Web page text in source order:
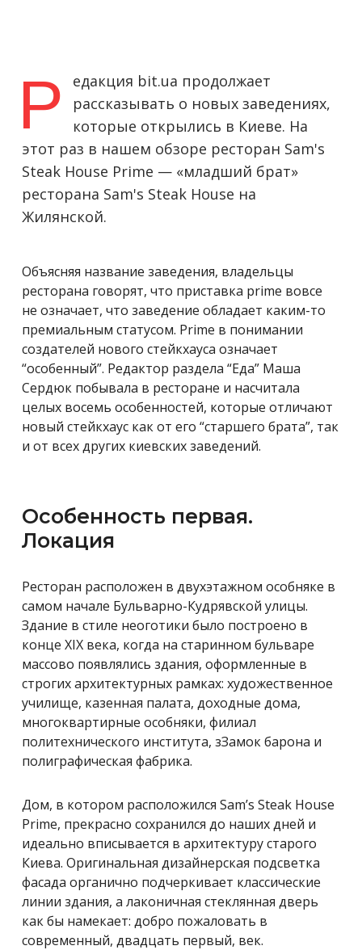
Р
едакция bit.ua продолжает
рассказывать о новых заведениях,
которые открылись в Киеве. На
этот раз в нашем обзоре ресторан Sam's
Steak House Prime — «младший брат»
ресторана Sam's Steak House на
Жилянской.
Объясняя название заведения, владельцы
ресторана говорят, что приставка prime вовсе
не означает, что заведение обладает каким-то
премиальным статусом. Prime в понимании
создателей нового стейкхауса означает
“особенный”. Редактор раздела “Еда” Маша
Сердюк побывала в ресторане и насчитала
целых восемь особенностей, которые отличают
новый стейкхаус как от его “старшего брата”, так
и от всех других киевских заведений.
Особенность первая.
Локация
Ресторан расположен в двухэтажном особняке в
самом начале Бульварно-Кудрявской улицы.
Здание в стиле неоготики было построено в
конце XIX века, когда на старинном бульваре
массово появлялись здания, оформленные в
строгих архитектурных рамках: художественное
училище, казенная палата, доходные дома,
многоквартирные особняки, филиал
политехнического института, зЗамок барона и
полиграфическая фабрика.
Дом, в котором расположился Sam’s Steak House
Prime, прекрасно сохранился до наших дней и
идеально вписывается в архитектуру старого
Киева. Оригинальная дизайнерская подсветка
фасада органично подчеркивает классические
линии здания, а лаконичная стеклянная дверь
как бы намекает: добро пожаловать в
современный, двадцать первый, век.